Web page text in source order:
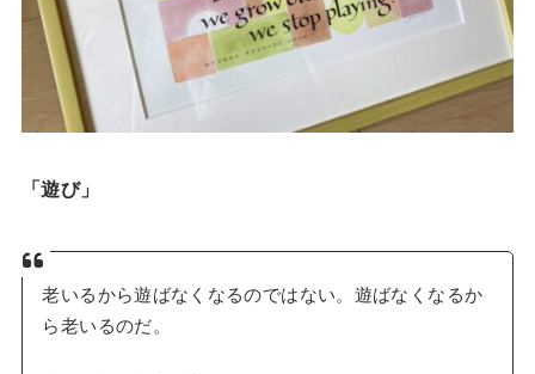
「遊び」
老いるから遊ばなくなるのではない。遊ばなくなるか
ら老いるのだ。